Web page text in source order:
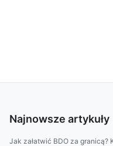
Najnowsze artykuły
Jak załatwić BDO za granicą?